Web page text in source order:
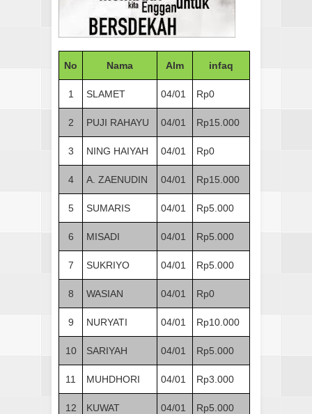
No Nama Alm infaq
1 SLAMET 04/01 Rp0
2 PUJI RAHAYU 04/01 Rp15.000
3 NING HAIYAH 04/01 Rp0
4 A. ZAENUDIN 04/01 Rp15.000
5 SUMARIS 04/01 Rp5.000
6 MISADI 04/01 Rp5.000
7 SUKRIYO 04/01 Rp5.000
8 WASIAN 04/01 Rp0
9 NURYATI 04/01 Rp10.000
10 SARIYAH 04/01 Rp5.000
11 MUHDHORI 04/01 Rp3.000
12 KUWAT 04/01 Rp5.000